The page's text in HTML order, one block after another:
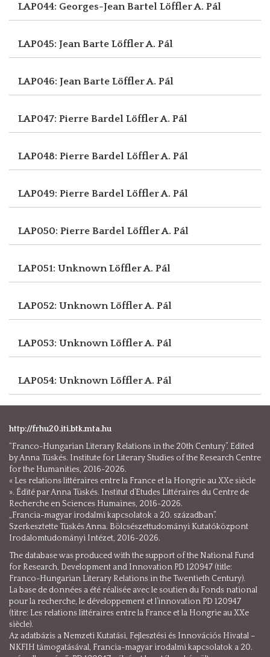
LAP044: Georges-Jean Bartel Löffler A. Pál
LAP045: Jean Barte Löffler A. Pál
LAP046: Jean Barte Löffler A. Pál
LAP047: Pierre Bardel Löffler A. Pál
LAP048: Pierre Bardel Löffler A. Pál
LAP049: Pierre Bardel Löffler A. Pál
LAP050: Pierre Bardel Löffler A. Pál
LAP051: UnknownLöffler A. Pál
LAP052: UnknownLöffler A. Pál
LAP053: UnknownLöffler A. Pál
LAP054: UnknownLöffler A. Pál
http://frhu20.iti.btk.mta.hu
“Franco-Hungarian Literary Relations in the 20th Century”. Edited
by Anna Tüskés. Institute for Literary Studies of the Research Centre
for the Humanities, 2016-2026.
« Les relations littéraires entre la France et la Hongrie au XXe siècle
». Édité par Anna Tüskés. Institut d’Etudes Littéraires du Centre de
Recherche en Sciences Humaines, 2016-2026.
„Francia-magyar irodalmi kapcsolatok a 20. században”.
Szerkesztette Tüskés Anna. Bölcsészettudományi Kutatóközpont
Irodalomtudományi Intézet, 2016-2026.
The database was produced with the support of the National Fund
for Research, Development and Innovation PD 120947 (title:
Franco-Hungarian Literary Relations in the Twentieth Century).
La base de données a été réalisée avec le soutien du Fonds national
pour la recherche, le développement et l’innovation PD 120947
(titre: Les relations littéraires entre la France et la Hongrie au XXe
siècle).
Az adatbázis a Nemzeti Kutatási, Fejlesztési és Innovációs Hivatal –
NKFIH támogatásával, Francia-magyar irodalmi kapcsolatok a 20.